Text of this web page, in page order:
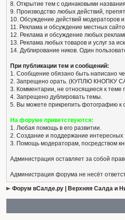
8. Открытие тем с одинаковыми
9. Производство любых действий,
10. Обсуждение действий модераторов
11. Реклама и обсуждение местных
12. Реклама и обсуждение любых
13. Реклама любых товаров и услуг за
14. Дублирование ников. Один
При публикации тем и сообщений:
1. Сообщение обязано быть написано
2. Запрещено орать. (КУПЛЮ КНОПКУ
3. Комментарии, не относящиеся к теме
4. Запрещено дублировать темы.
5. Вы можете прикрепить фотографию
На форуме приветствуются:
1. Любая помощь в его развитии.
2. Создание и поддержание интересных
3. Помощь модераторам, посредством
Администрация оставляет за собой
Администрация форума не несёт
Форум вСалде.ру | Верхняя Салда и